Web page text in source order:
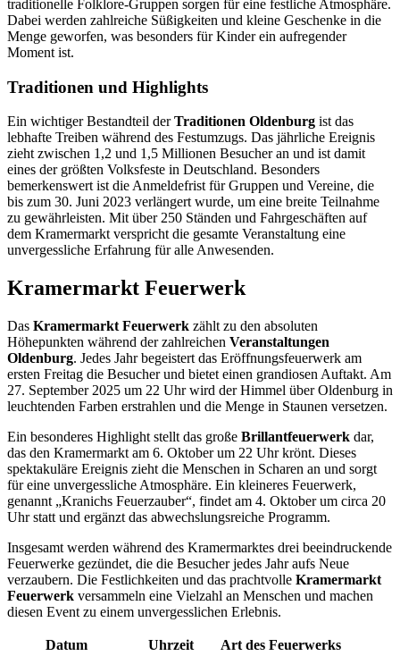
traditionelle Folklore-Gruppen sorgen für eine festliche Atmosphäre.
Dabei werden zahlreiche Süßigkeiten und kleine Geschenke in die
Menge geworfen, was besonders für Kinder ein aufregender
Moment ist.
Traditionen und Highlights
Ein wichtiger Bestandteil derTraditionen Oldenburg ist das
lebhafte Treiben während des Festumzugs. Das jährliche Ereignis
zieht zwischen 1,2 und 1,5 Millionen Besucher an und ist damit
eines der größten Volksfeste in Deutschland. Besonders
bemerkenswert ist die Anmeldefrist für Gruppen und Vereine, die
bis zum 30. Juni 2023 verlängert wurde, um eine breite Teilnahme
zu gewährleisten. Mit über 250 Ständen und Fahrgeschäften auf
dem Kramermarkt verspricht die gesamte Veranstaltung eine
unvergessliche Erfahrung für alle Anwesenden.
Kramermarkt Feuerwerk
Das Kramermarkt Feuerwerk zählt zu den absoluten
Höhepunkten während der zahlreichen Veranstaltungen
Oldenburg. Jedes Jahr begeistert das Eröffnungsfeuerwerk am
ersten Freitag die Besucher und bietet einen grandiosen Auftakt. Am
27. September 2025 um 22 Uhr wird der Himmel über Oldenburg in
leuchtenden Farben erstrahlen und die Menge in Staunen versetzen.
Ein besonderes Highlight stellt das große Brillantfeuerwerk dar,
das den Kramermarkt am 6. Oktober um 22 Uhr krönt. Dieses
spektakuläre Ereignis zieht die Menschen in Scharen an und sorgt
für eine unvergessliche Atmosphäre. Ein kleineres Feuerwerk,
genannt „Kranichs Feuerzauber“, findet am 4. Oktober um circa 20
Uhr statt und ergänzt das abwechslungsreiche Programm.
Insgesamt werden während des Kramermarktes drei beeindruckende
Feuerwerke gezündet, die die Besucher jedes Jahr aufs Neue
verzaubern. Die Festlichkeiten und das prachtvolle Kramermarkt
Feuerwerk versammeln eine Vielzahl an Menschen und machen
diesen Event zu einem unvergesslichen Erlebnis.
Datum Uhrzeit
Art des Feuerwerks